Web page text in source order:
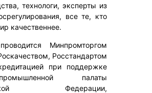
технологи, эксперты из
все те, кто
качественнее.
Минпромторгом
Росстандартом
при поддержке
промышленной палаты
Федерации,